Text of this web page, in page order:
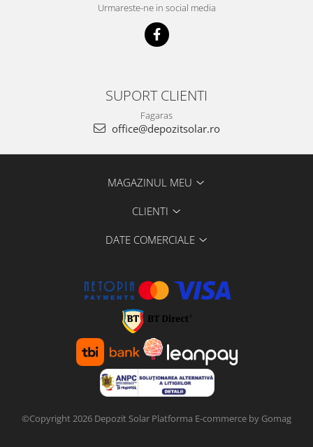
Urmareste-ne in social media
SUPORT CLIENTI
Fagaras
office@depozitsolar.ro
MAGAZINUL MEU
CLIENTI
DATE COMERCIALE
©Copyright 2026 Depozit Solar Platforma E-commerce by Gomag